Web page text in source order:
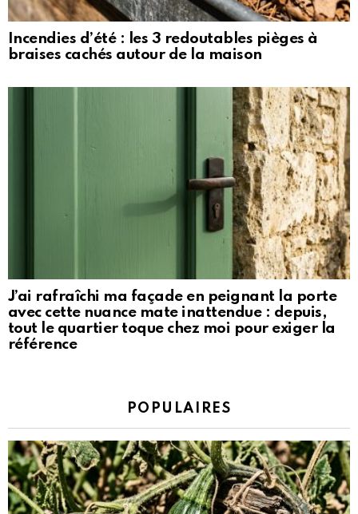
Incendies d’été : les 3 redoutables pièges à
braises cachés autour de la maison
J’ai rafraîchi ma façade en peignant la porte
avec cette nuance mate inattendue : depuis,
tout le quartier toque chez moi pour exiger la
référence
POPULAIRES